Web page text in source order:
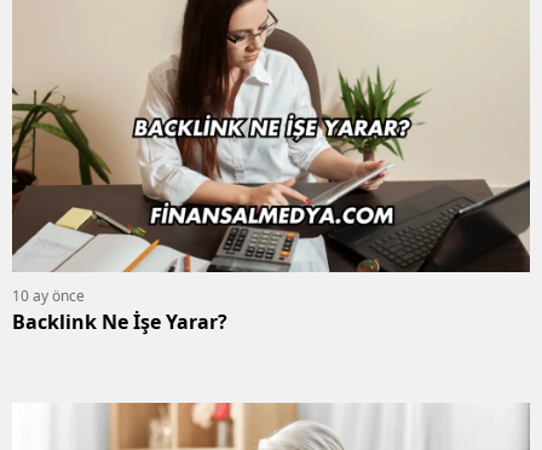
10 ay önce
Backlink Ne İşe Yarar?